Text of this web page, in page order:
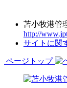
苫小牧港管
http://
サイトに関
ページトップ